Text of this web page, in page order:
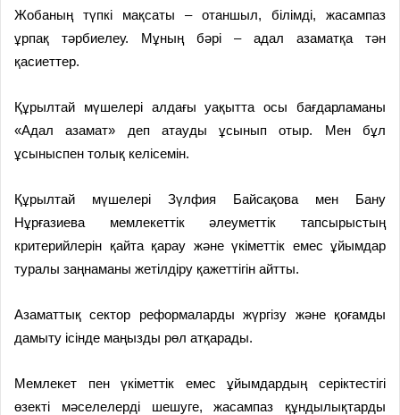
Жобаның түпкі мақсаты – отаншыл, білімді, жасампаз
ұрпақ тәрбиелеу. Мұның бәрі – адал азаматқа тән
қасиеттер.
Құрылтай мүшелері алдағы уақытта осы бағдарламаны
«Адал азамат» деп атауды ұсынып отыр. Мен бұл
ұсыныспен толық келісемін.
Құрылтай мүшелері Зүлфия Байсақова мен Бану
Нұрғазиева мемлекеттік әлеуметтік тапсырыстың
критерийлерін қайта қарау және үкіметтік емес ұйымдар
туралы заңнаманы жетілдіру қажеттігін айтты.
Азаматтық сектор реформаларды жүргізу және қоғамды
дамыту ісінде маңызды рөл атқарады.
Мемлекет пен үкіметтік емес ұйымдардың серіктестігі
өзекті мәселелерді шешуге, жасампаз құндылықтарды